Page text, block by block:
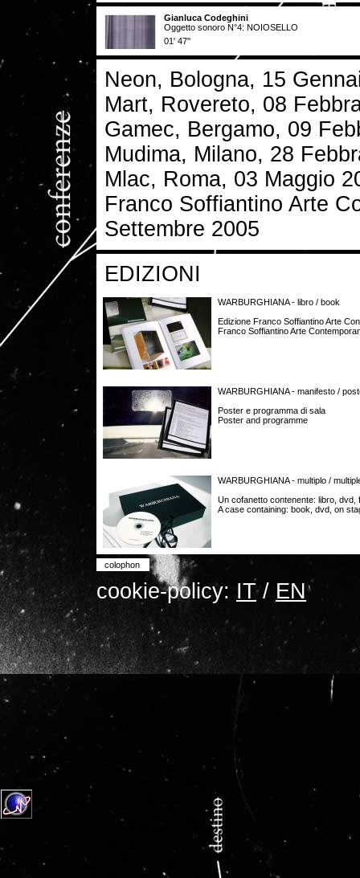
Gianluca Codeghini
Oggetto sonoro N°4: NOIOSELLO
01' 47''
Neon, Bologna, 15
Mart, Rovereto, 08
Gamec, Bergamo, 09
Mudima, Milano, 28
Mlac, Roma, 03 Maggio
Franco Soffiantino Arte
Settembre 2005
EDIZIONI
WARBURGHIANA - libro / book
Edizione Franco Soffiantino Arte
Franco Soffiantino Arte
WARBURGHIANA - manifesto /
Poster e programma di sala
Poster and programme
WARBURGHIANA - multiplo /
Un cofanetto contenente: libro,
A case containing: book, dvd, on
colophon
cookie-policy: IT/ EN